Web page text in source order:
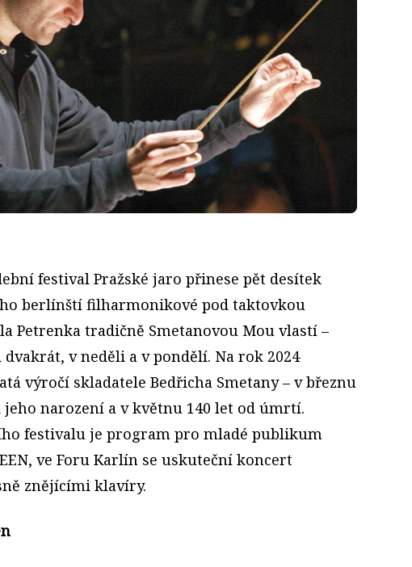
festival Pražské jaro přinese pět desítek
berlínští filharmonikové pod taktovkou
Petrenka tradičně Smetanovou Mou vlastí –
v neděli a v pondělí. Na rok 2024
výročí skladatele Bedřicha Smetany – v březnu
jeho narození a v květnu 140 let od úmrtí.
festivalu je program pro mladé publikum
ve Foru Karlín se uskuteční koncert
znějícími klavíry.